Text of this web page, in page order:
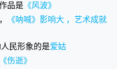
品是 《风波》
《呐喊》影响大 ，艺术成就
民形象的是爱姑
《伤逝》